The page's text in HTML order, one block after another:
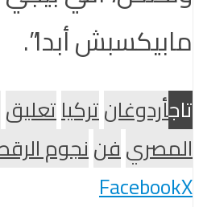
مابيكسبش أبدا”.
تاجأردوغانتركياتعليق
المصريفننجوم
FacebookX